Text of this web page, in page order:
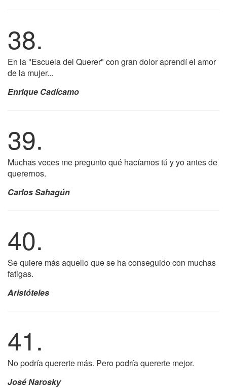
38.
En la "Escuela del Querer" con gran dolor aprendí el amor
de la mujer...
Enrique Cadícamo
39.
Muchas veces me pregunto qué hacíamos tú y yo antes de
querernos.
Carlos Sahagún
40.
Se quiere más aquello que se ha conseguido con muchas
fatigas.
Aristóteles
41.
No podría quererte más. Pero podría quererte mejor.
José Narosky